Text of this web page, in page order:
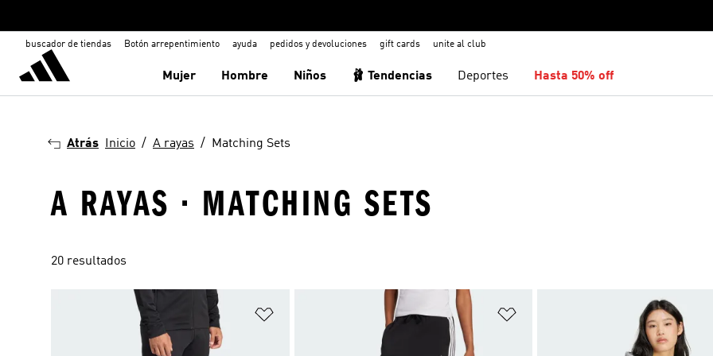
buscador de tiendas Botón arrepentimiento ayuda pedidos y devoluciones gift cards unite al club
Mujer Hombre Niños 🩰 Tendencias Deportes Hasta 50% off
Atrás Inicio A rayas Matching Sets
A RAYAS · MATCHING SETS
20 resultados
Añadir a la lista de deseos Añadir a la lista de deseos